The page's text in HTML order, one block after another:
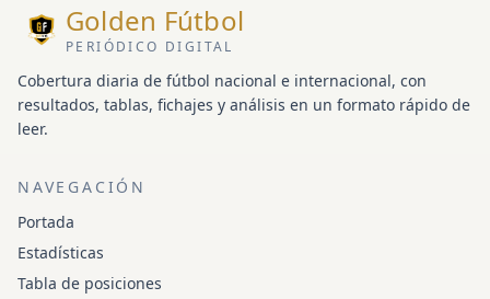
Golden Fútbol
PERIÓDICO DIGITAL
Cobertura diaria de fútbol nacional e internacional, con
resultados, tablas, fichajes y análisis en un formato rápido de
leer.
NAVEGACIÓN
Portada
Estadísticas
Tabla de posiciones